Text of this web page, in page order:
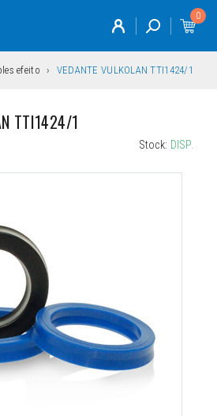
0
efeito VEDANTE VULKOLAN TTI1424/1
TTI1424/1
Stock: DISP.